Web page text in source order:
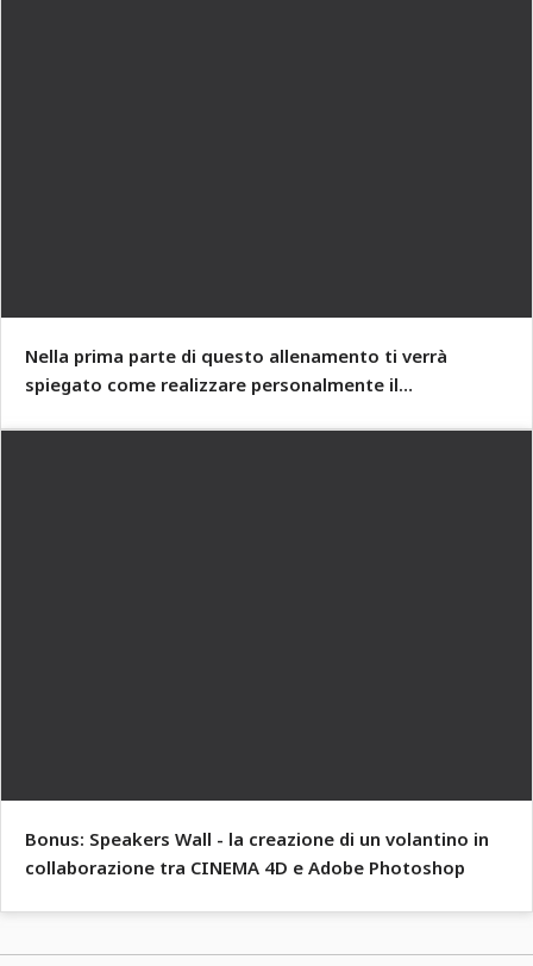
Nella prima parte di questo allenamento ti verrà
spiegato come realizzare personalmente il
Bonus: Speakers Wall - la creazione di un volantino in
collaborazione tra CINEMA 4D e Adobe Photoshop